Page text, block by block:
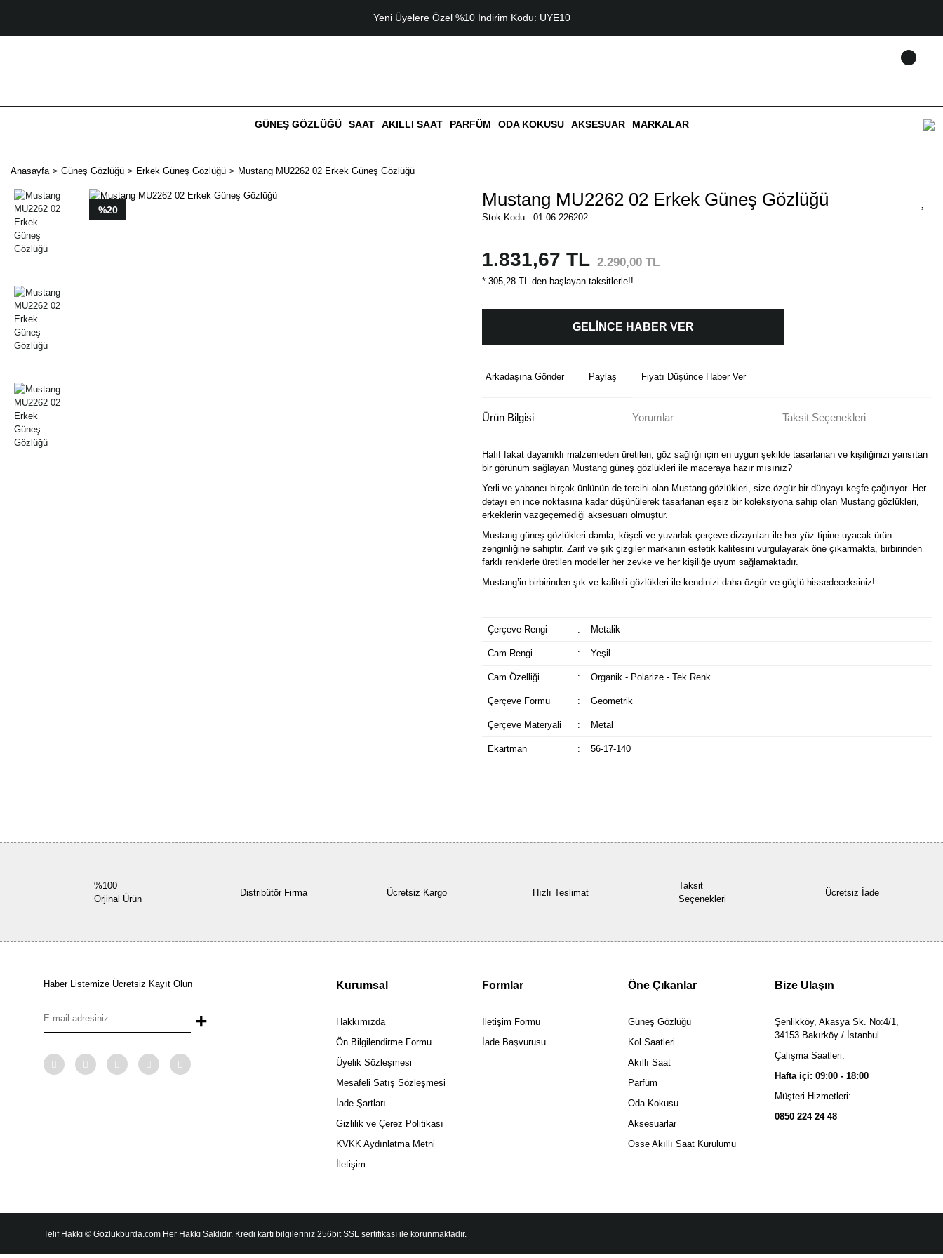
Yeni Üyelere Özel %10 İndirim Kodu: UYE10
GÜNEŞ GÖZLÜĞÜ SAAT AKILLI SAAT PARFÜM ODA KOKUSU AKSESUAR MARKALAR
Anasayfa Güneş Gözlüğü Erkek Güneş Gözlüğü Mustang MU2262 02 Erkek Güneş Gözlüğü
%20 Mustang MU2262 02 Erkek Güneş Gözlüğü
Stok Kodu : 01.06.226202
1.831,67 TL 2.290,00 TL
* 305,28 TL den başlayan taksitlerle!!
GELİNCE HABER VER
Arkadaşına Gönder Paylaş Fiyatı Düşünce Haber Ver
Ürün Bilgisi Yorumlar Taksit Seçenekleri
Hafif fakat dayanıklı malzemeden üretilen, göz sağlığı için en uygun şekilde tasarlanan ve kişiliğinizi yansıtan
bir görünüm sağlayan Mustang güneş gözlükleri ile maceraya hazır mısınız?
Yerli ve yabancı birçok ünlünün de tercihi olan Mustang gözlükleri, size özgür bir dünyayı keşfe çağırıyor. Her
detayı en ince noktasına kadar düşünülerek tasarlanan eşsiz bir koleksiyona sahip olan Mustang gözlükleri,
erkeklerin vazgeçemediği aksesuarı olmuştur.
Mustang güneş gözlükleri damla, köşeli ve yuvarlak çerçeve dizaynları ile her yüz tipine uyacak ürün
zenginliğine sahiptir. Zarif ve şık çizgiler markanın estetik kalitesini vurgulayarak öne çıkarmakta, birbirinden
farklı renklerle üretilen modeller her zevke ve her kişiliğe uyum sağlamaktadır.
Mustang’in birbirinden şık ve kaliteli gözlükleri ile kendinizi daha özgür ve güçlü hissedeceksiniz!
Çerçeve Rengi : Metalik
Cam Rengi : Yeşil
Cam Özelliği : Organik - Polarize - Tek Renk
Çerçeve Formu : Geometrik
Çerçeve Materyali : Metal
Ekartman : 56-17-140
%100
Orjinal Ürün
Distribütör Firma Ücretsiz Kargo Hızlı Teslimat
Taksit
Seçenekleri
Ücretsiz İade
Haber Listemize Ücretsiz Kayıt Olun
+
Kurumsal
Hakkımızda
Ön Bilgilendirme Formu
Üyelik Sözleşmesi
Mesafeli Satış Sözleşmesi
İade Şartları
Gizlilik ve Çerez Politikası
KVKK Aydınlatma Metni
İletişim
Formlar
İletişim Formu
İade Başvurusu
Öne Çıkanlar
Güneş Gözlüğü
Kol Saatleri
Akıllı Saat
Parfüm
Oda Kokusu
Aksesuarlar
Osse Akıllı Saat Kurulumu
Bize Ulaşın
Şenlikköy, Akasya Sk. No:4/1,
34153 Bakırköy / İstanbul
Çalışma Saatleri:
Hafta içi: 09:00 - 18:00
Müşteri Hizmetleri:
0850 224 24 48
Telif Hakkı © Gozlukburda.com Her Hakkı Saklıdır. Kredi kartı bilgileriniz 256bit SSL sertifikası ile korunmaktadır.